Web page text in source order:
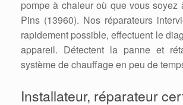
pompe à chaleur où que vous soyez
Pins (13960). Nos réparateurs
rapidement possible, effectuent le
appareil. Détectent la panne et
système de chauffage en peu de
Installateur, réparateur